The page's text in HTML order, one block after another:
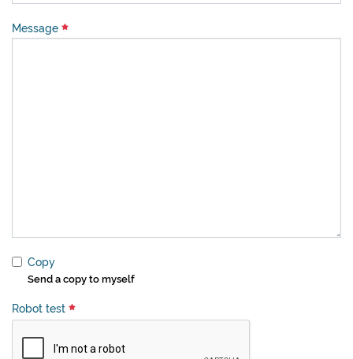
Message
Copy
Send a copy to myself
Robot test